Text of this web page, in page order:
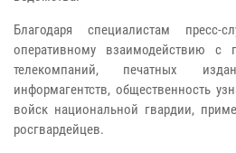
Благодаря специалистам
оперативному взаимодействию с
телекомпаний, печатных
информагентств, общественность
войск национальной гвардии,
росгвардейцев.